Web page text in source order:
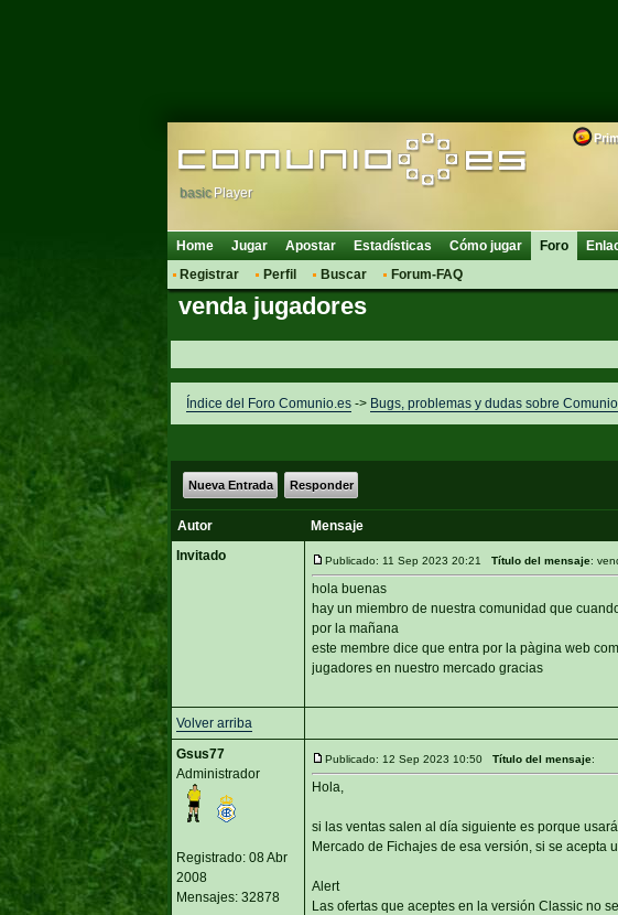
basic Player
Home Jugar Apostar Estadísticas Cómo jugar
Foro
Registrar
Perfil Buscar Forum-FAQ
venda jugadores
Índice del Foro Comunio.es-> Bugs, problemas y dudas sobre
Nueva Entrada Responder
Autor
Mensaje
Invitado
Publicado: 11 Sep 2023 20:21 Título del mensaje:
hola buenas
hay un miembro de nuestra comunidad que
por la mañana
este membre dice que entra por la pàgina web
jugadores en nuestro mercado gracias
Volver arriba
Gsus77
Administrador
Registrado: 08 Abr
2008
Mensajes: 32878
Publicado: 12 Sep 2023 10:50 Título del mensaje:
Hola,
si las ventas salen al día siguiente es porque
Mercado de Fichajes de esa versión, si se acepta
Alert
Las ofertas que aceptes en la versión Classic no